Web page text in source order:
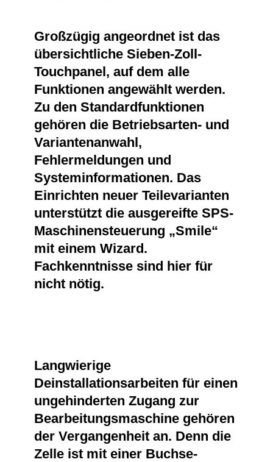
Großzügig angeordnet ist das
übersichtliche Sieben-Zoll-
Touchpanel, auf dem alle
Funktionen angewählt werden.
Zu den Standardfunktionen
gehören die Betriebsarten- und
Variantenanwahl,
Fehlermeldungen und
Systeminformationen. Das
Einrichten neuer Teilevarianten
unterstützt die ausgereifte SPS-
Maschinensteuerung „Smile“
mit einem Wizard.
Fachkenntnisse sind hier für
nicht nötig.
Langwierige
Deinstallationsarbeiten für einen
ungehinderten Zugang zur
Bearbeitungsmaschine gehören
der Vergangenheit an. Denn die
Zelle ist mit einer Buchse-